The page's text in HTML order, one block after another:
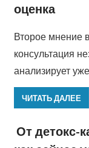
оценка
Второе мнение
консультация
анализирует
ЧИТАТЬ ДАЛЕЕ
От детокс-